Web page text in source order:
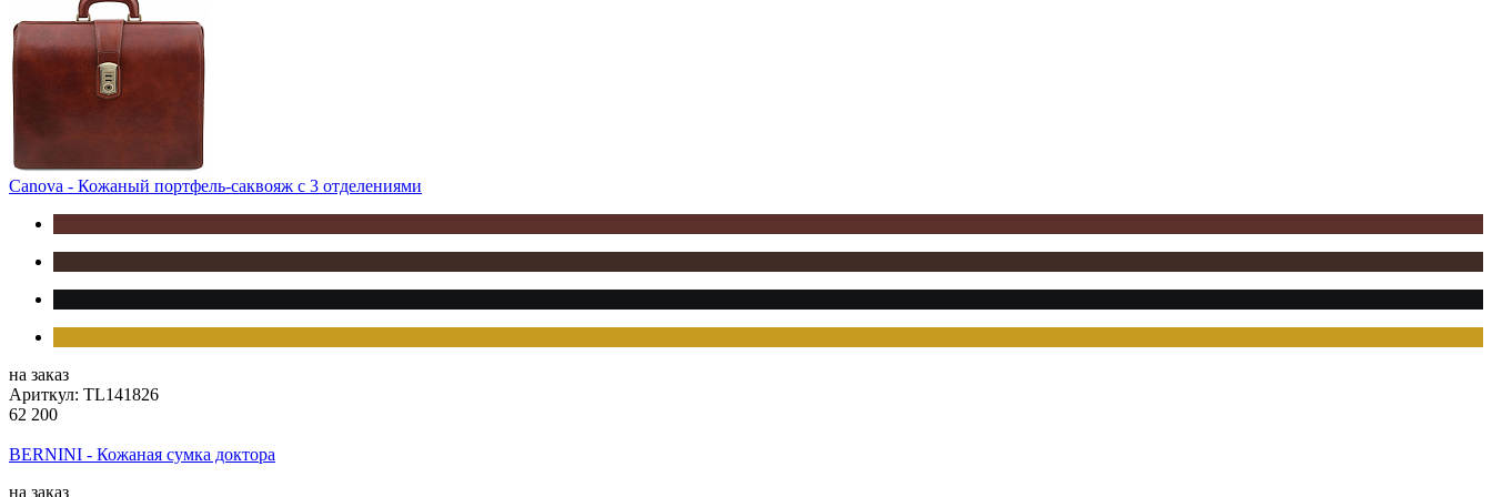
Canova - Кожаный портфель-саквояж с 3 отделениями
на заказ
Ариткул: TL141826
62 200
BERNINI - Кожаная сумка доктора
на заказ